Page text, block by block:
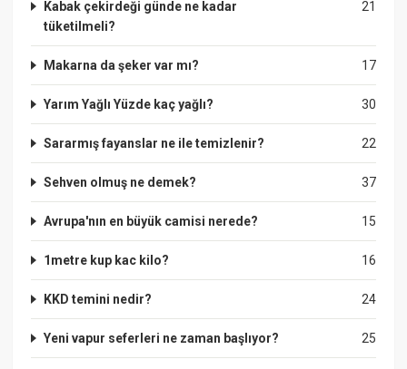
21
Kabak çekirdeği günde ne kadar
tüketilmeli?
17
Makarna da şeker var mı?
30
Yarım Yağlı Yüzde kaç yağlı?
22
Sararmış fayanslar ne ile temizlenir?
37
Sehven olmuş ne demek?
15
Avrupa'nın en büyük camisi nerede?
16
1metre kup kac kilo?
24
KKD temini nedir?
25
Yeni vapur seferleri ne zaman başlıyor?